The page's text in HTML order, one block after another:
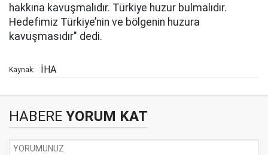
hakkına kavuşmalıdır. Türkiye huzur bulmalıdır.
Hedefimiz Türkiye’nin ve bölgenin huzura
kavuşmasıdır" dedi.
Kaynak: İHA
HABERE YORUM KAT